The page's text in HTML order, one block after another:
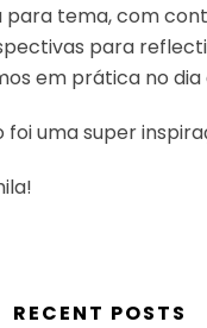
para tema, com
para
em prática no dia
foi uma super
RECENT POSTS